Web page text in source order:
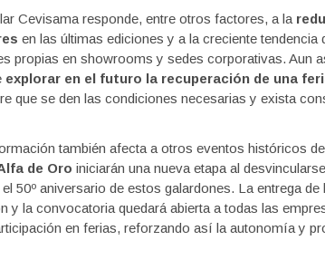
Cevisama responde, entre otros factores, a la
en las últimas ediciones y a la creciente
propias en showrooms y sedes corporativas. Aun
explorar en el futuro la recuperación de una
que se den las condiciones necesarias y exista
también afecta a otros eventos históricos
de Oro iniciarán una nueva etapa al
50º aniversario de estos galardones. La entrega
y la convocatoria quedará abierta a todas las
en ferias, reforzando así la autonomía y